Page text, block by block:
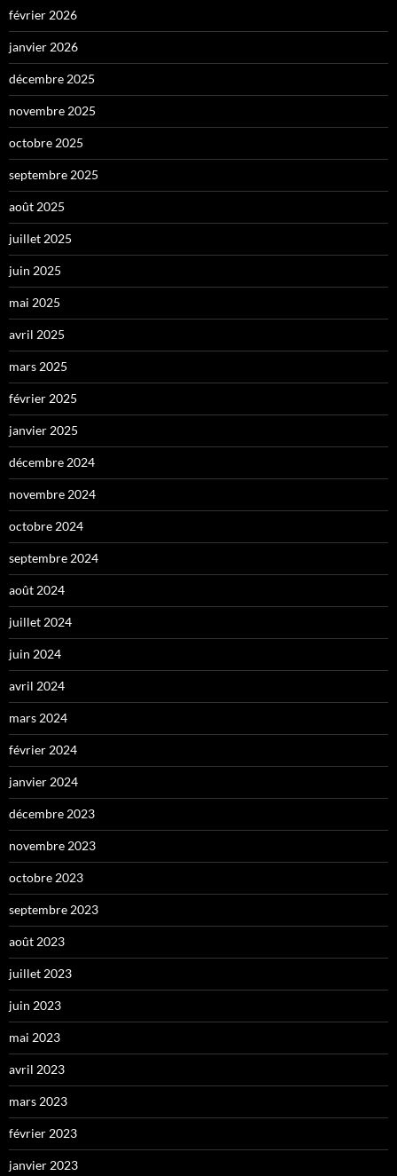
février 2026
janvier 2026
décembre 2025
novembre 2025
octobre 2025
septembre 2025
août 2025
juillet 2025
juin 2025
mai 2025
avril 2025
mars 2025
février 2025
janvier 2025
décembre 2024
novembre 2024
octobre 2024
septembre 2024
août 2024
juillet 2024
juin 2024
avril 2024
mars 2024
février 2024
janvier 2024
décembre 2023
novembre 2023
octobre 2023
septembre 2023
août 2023
juillet 2023
juin 2023
mai 2023
avril 2023
mars 2023
février 2023
janvier 2023